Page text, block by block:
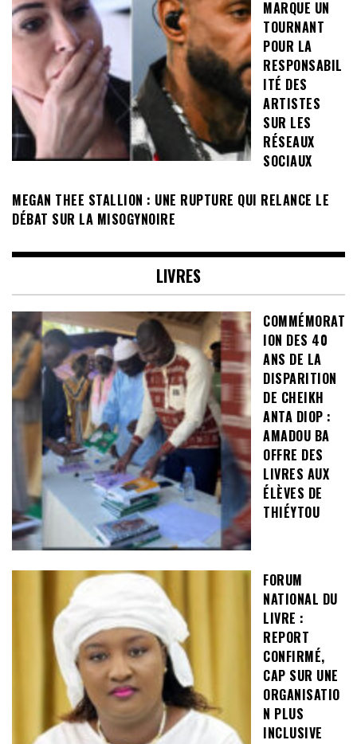
MARQUE UN
TOURNANT
POUR LA
RESPONSABIL
ITÉ DES
ARTISTES
SUR LES
RÉSEAUX
SOCIAUX
MEGAN THEE STALLION : UNE RUPTURE QUI RELANCE LE
DÉBAT SUR LA MISOGYNOIRE
LIVRES
COMMÉMORAT
ION DES 40
ANS DE LA
DISPARITION
DE CHEIKH
ANTA DIOP :
AMADOU BA
OFFRE DES
LIVRES AUX
ÉLÈVES DE
THIÉYTOU
FORUM
NATIONAL DU
LIVRE :
REPORT
CONFIRMÉ,
CAP SUR UNE
ORGANISATIO
N PLUS
INCLUSIVE